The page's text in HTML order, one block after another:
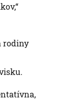
rodiny